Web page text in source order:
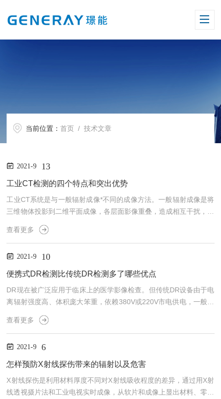
当前位置：首页 / 技术文章
2021-9 13
工业CT检测的四个特点和突出优势
工业CT系统是与一般辐射成像*不同的成像方法。一般辐射成像是将
三维物体投影到二维平面成像，各层面影像重叠，造成相互干扰，不
仅图像模糊，而且损失了深度信息，不能满足分析评价要求。CT是
把被测体所检测断层孤立出来成像，避免了其余部分的干扰和影响，
成及缺陷状况，检测效果是其它传统的无损检测方法所不及的。工业
CT检测系统由X射线源、成像接收器、高精度转台、图像处理系统、
查看更多
2021-9 10
便携式DR检测比传统DR检测多了哪些优点
DR现在被广泛应用于临床上的医学影像检查。但传统DR设备由于电
离辐射强度高、体积庞大笨重，依赖380V或220V市电供电，一般需
要在专门建造的防护室中使用，无法被快速地携带到伤害或疫情防控
一线现场进行安全拍片。而许多应用场景却又不得不在防护室以外使
医学救援……这些都急需一台能够快速携带到现场，并且不依赖市电
供电，电离辐射达到安全水平，图像满足诊断需求的DR设备来进行
查看更多
2021-9 6
怎样预防X射线探伤带来的辐射以及危害
X射线探伤是利用材料厚度不同对X射线吸收程度的差异，通过用X射
线透视摄片法和工业电视实时成像，从软片和成像上显出材料、零部